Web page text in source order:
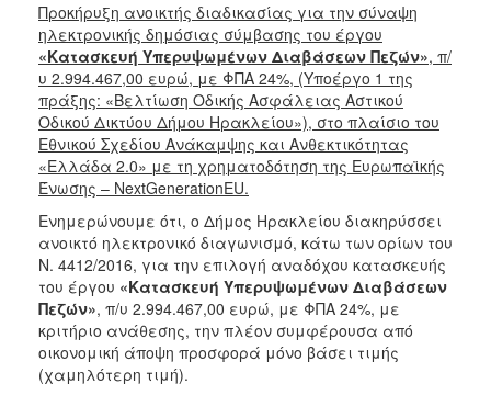
Προκήρυξη ανοικτής διαδικασίας για την σύναψη
ηλεκτρονικής δημόσιας σύμβασης του έργου
«Κατασκευή Υπερυψωμένων Διαβάσεων Πεζών», π/
υ 2.994.467,00 ευρώ, με ΦΠΑ 24%, (Υποέργο 1 της
πράξης: «Βελτίωση Οδικής Ασφάλειας Αστικού
Οδικού Δικτύου Δήμου Ηρακλείου»), στο πλαίσιο του
Εθνικού Σχεδίου Ανάκαμψης και Ανθεκτικότητας
«Ελλάδα 2.0» με τη χρηματοδότηση της Ευρωπαϊκής
Ένωσης – NextGenerationEU.
Ενημερώνουμε ότι, ο Δήμος Ηρακλείου διακηρύσσει
ανοικτό ηλεκτρονικό διαγωνισμό, κάτω των ορίων του
Ν. 4412/2016, για την επιλογή αναδόχου κατασκευής
του έργου «Κατασκευή Υπερυψωμένων Διαβάσεων
Πεζών», π/υ 2.994.467,00 ευρώ, με ΦΠΑ 24%, με
κριτήριο ανάθεσης, την πλέον συμφέρουσα από
οικονομική άποψη προσφορά μόνο βάσει τιμής
(χαμηλότερη τιμή).